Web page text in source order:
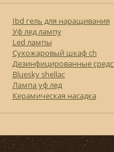
Ibd гель для наращивания
Уф лед лампу
Led лампы
Сухожаровый шкаф ch
Дезинфицированные
Bluesky shellac
Лампа уф лед
Керамическая насадка